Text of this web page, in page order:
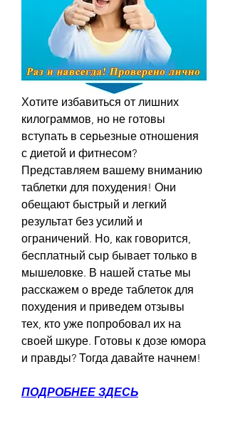
Хотите избавиться от лишних
килограммов, но не готовы
вступать в серьезные отношения
с диетой и фитнесом?
Представляем вашему вниманию
таблетки для похудения! Они
обещают быстрый и легкий
результат без усилий и
ограничений. Но, как говорится,
бесплатный сыр бывает только в
мышеловке. В нашей статье мы
расскажем о вреде таблеток для
похудения и приведем отзывы
тех, кто уже попробовал их на
своей шкуре. Готовы к дозе юмора
и правды? Тогда давайте начнем!
ПОДРОБНЕЕ ЗДЕСЬ